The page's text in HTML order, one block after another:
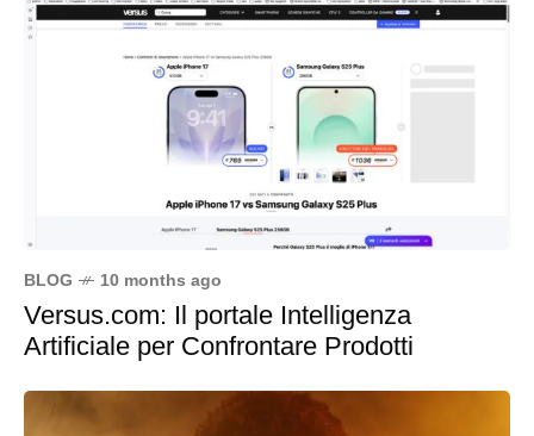
BLOG 10 months ago
Versus.com: Il portale Intelligenza
Artificiale per Confrontare Prodotti